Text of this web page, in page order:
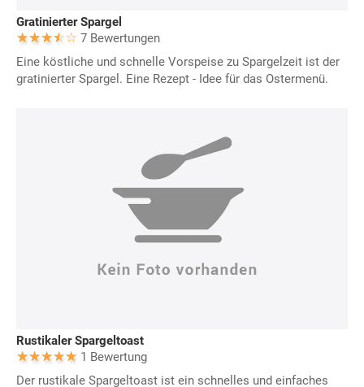
Gratinierter Spargel
7 Bewertungen
Eine köstliche und schnelle Vorspeise zu Spargelzeit ist der
gratinierter Spargel. Eine Rezept - Idee für das Ostermenü.
Rustikaler Spargeltoast
1 Bewertung
Der rustikale Spargeltoast ist ein schnelles und einfaches